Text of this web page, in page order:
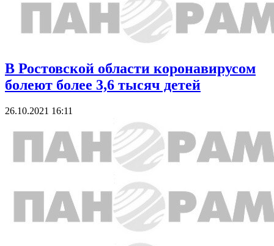
В Ростовской области коронавирусом
болеют более 3,6 тысяч детей
26.10.2021 16:11